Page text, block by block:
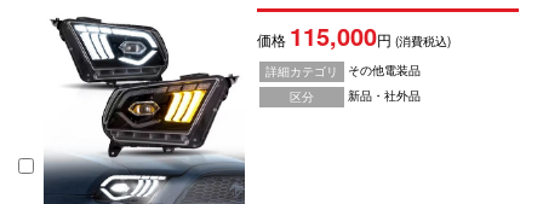
価格 115,000円(消費税込)
詳細カテゴリ
その他電装品
区分
新品・社外品